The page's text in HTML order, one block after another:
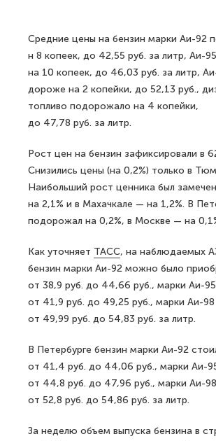
Средние цены на бензин марки Аи-92
н 8 копеек, до 42,55 руб. за литр, Аи-
на 10 копеек, до 46,03 руб. за литр,
дороже на 2 копейки, до 52,13 руб.,
топливо подорожало на 4 копейки,
до 47,78 руб. за литр.
Рост цен на бензин зафиксировали в
Снизились цены (на 0,2%) только в
Наибольший рост ценника был
на 2,1% и в Махачкале — на 1,2%. В
подорожал на 0,2%, в Москве — на
Как уточняет ТАСС, на наблюдаемых
бензин марки Аи-92 можно было
от 38,9 руб. до 44,66 руб., марки Аи-
от 41,9 руб. до 49,25 руб., марки Аи-
от 49,99 руб. до 54,83 руб. за литр.
В Петербурге бензин марки Аи-92
от 41,4 руб. до 44,06 руб., марки Аи-
от 44,8 руб. до 47,96 руб., марки Аи-
от 52,8 руб. до 54,86 руб. за литр.
За неделю объем выпуска бензина в